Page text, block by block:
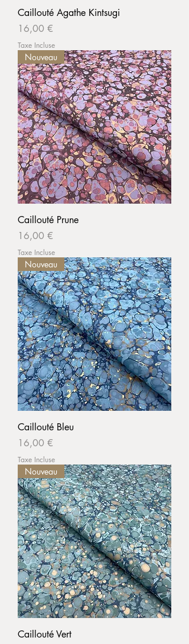
Caillouté Agathe Kintsugi
Prix
16,00 €
Taxe Incluse
Nouveau
Caillouté Prune
Prix
16,00 €
Taxe Incluse
Nouveau
Caillouté Bleu
Prix
16,00 €
Taxe Incluse
Nouveau
Caillouté Vert